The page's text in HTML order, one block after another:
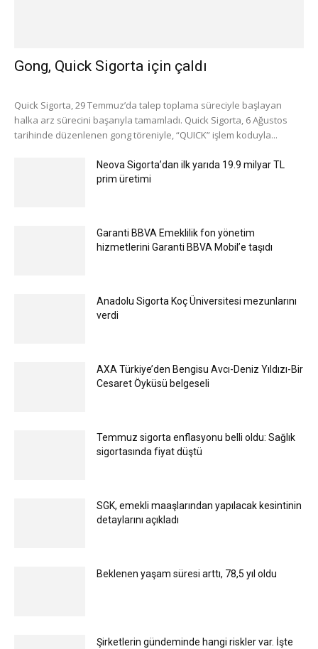
Gong, Quick Sigorta için çaldı
Quick Sigorta, 29 Temmuz’da talep toplama süreciyle başlayan
halka arz sürecini başarıyla tamamladı. Quick Sigorta, 6 Ağustos
tarihinde düzenlenen gong töreniyle, “QUICK” işlem koduyla...
Neova Sigorta’dan ilk yarıda 19.9 milyar TL
prim üretimi
Garanti BBVA Emeklilik fon yönetim
hizmetlerini Garanti BBVA Mobil’e taşıdı
Anadolu Sigorta Koç Üniversitesi mezunlarını
verdi
AXA Türkiye’den Bengisu Avcı-Deniz Yıldızı-Bir
Cesaret Öyküsü belgeseli
Temmuz sigorta enflasyonu belli oldu: Sağlık
sigortasında fiyat düştü
SGK, emekli maaşlarından yapılacak kesintinin
detaylarını açıkladı
Beklenen yaşam süresi arttı, 78,5 yıl oldu
Şirketlerin gündeminde hangi riskler var. İşte